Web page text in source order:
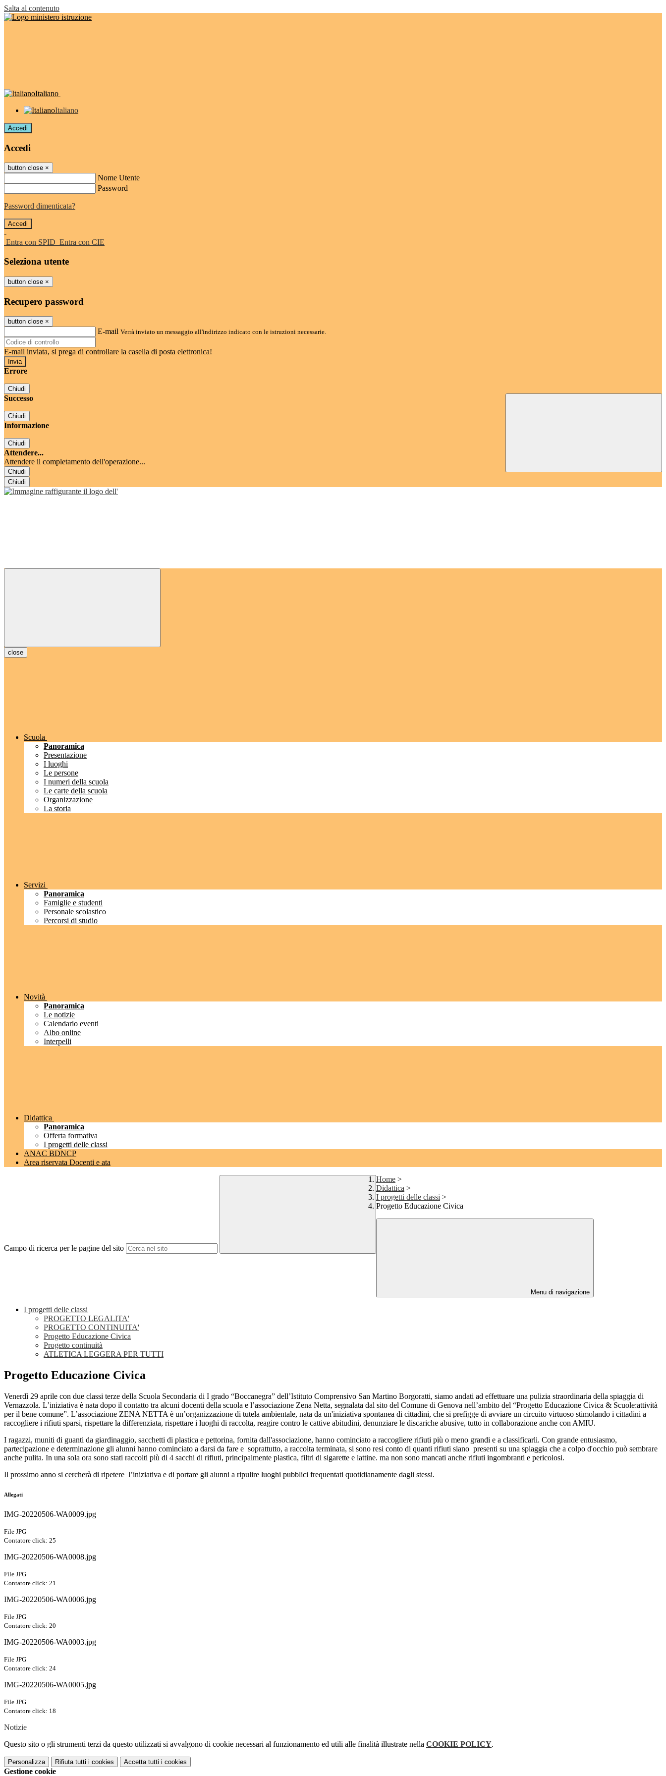
Salta al contenuto
Italiano
Italiano
Accedi
Accedi
button close ×
Nome Utente
Password
Password dimenticata?
-
Entra con SPID Entra con CIE
Seleziona utente
button close ×
Recupero password
button close ×
E-mail Verrà inviato un messaggio all'indirizzo indicato con le istruzioni necessarie.
E-mail inviata, si prega di controllare la casella di posta elettronica!
Errore
Chiudi
Successo
Chiudi
Informazione
Chiudi
Attendere...
Attendere il completamento dell'operazione...
Chiudi
Chiudi
close
Scuola
Panoramica
Presentazione
I luoghi
Le persone
I numeri della scuola
Le carte della scuola
Organizzazione
La storia
Servizi
Panoramica
Famiglie e studenti
Personale scolastico
Percorsi di studio
Novità
Panoramica
Le notizie
Calendario eventi
Albo online
Interpelli
Didattica
Panoramica
Offerta formativa
I progetti delle classi
ANAC BDNCP
Area riservata Docenti e ata
Campo di ricerca per le pagine del sito
Home >
Didattica >
I progetti delle classi >
Progetto Educazione Civica
Menu di navigazione
I progetti delle classi
PROGETTO LEGALITA'
PROGETTO CONTINUITA'
Progetto Educazione Civica
Progetto continuità
ATLETICA LEGGERA PER TUTTI
Progetto Educazione Civica
Venerdì 29 aprile con due classi terze della Scuola Secondaria di I grado “Boccanegra” dell’Istituto Comprensivo San Martino Borgoratti, siamo andati ad effettuare una pulizia straordinaria della spiaggia di
Vernazzola. L’iniziativa è nata dopo il contatto tra alcuni docenti della scuola e l’associazione Zena Netta, segnalata dal sito del Comune di Genova nell’ambito del “Progetto Educazione Civica & Scuole:attività
per il bene comune”. L’associazione ZENA NETTA è un’organizzazione di tutela ambientale, nata da un'iniziativa spontanea di cittadini, che si prefigge di avviare un circuito virtuoso stimolando i cittadini a
raccogliere i rifiuti sparsi, rispettare la differenziata, rispettare i luoghi di raccolta, reagire contro le cattive abitudini, denunziare le discariche abusive, tutto in collaborazione anche con AMIU.
I ragazzi, muniti di guanti da giardinaggio, sacchetti di plastica e pettorina, fornita dall'associazione, hanno cominciato a raccogliere rifiuti più o meno grandi e a classificarli. Con grande entusiasmo,
partecipazione e determinazione gli alunni hanno cominciato a darsi da fare e soprattutto, a raccolta terminata, si sono resi conto di quanti rifiuti siano presenti su una spiaggia che a colpo d'occhio può sembrare
anche pulita. In una sola ora sono stati raccolti più di 4 sacchi di rifiuti, principalmente plastica, filtri di sigarette e lattine. ma non sono mancati anche rifiuti ingombranti e pericolosi.
Il prossimo anno si cercherà di ripetere l’iniziativa e di portare gli alunni a ripulire luoghi pubblici frequentati quotidianamente dagli stessi.
Allegati
IMG-20220506-WA0009.jpg
File JPG
Contatore click: 25
IMG-20220506-WA0008.jpg
File JPG
Contatore click: 21
IMG-20220506-WA0006.jpg
File JPG
Contatore click: 20
IMG-20220506-WA0003.jpg
File JPG
Contatore click: 24
IMG-20220506-WA0005.jpg
File JPG
Contatore click: 18
Notizie
Questo sito o gli strumenti terzi da questo utilizzati si avvalgono di cookie necessari al funzionamento ed utili alle finalità illustrate nella COOKIE POLICY.
Personalizza Rifiuta tutti i cookies Accetta tutti i cookies
Gestione cookie